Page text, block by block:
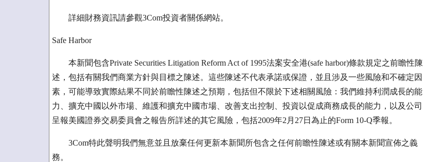
詳細財務資訊請參觀3Com投資者關係網站。
Safe Harbor
本新聞包含Private Securities Litigation Reform Act of 1995法案安全港(safe harbor)條款規定之前瞻性陳
述，包括有關我們商業方針與目標之陳述。這些陳述不代表承諾或保證，並且涉及一些風險和不確定因
素，可能導致實際結果不同於前瞻性陳述之預期，包括但不限於下述相關風險：我們維持利潤成長的能
力、擴充中國以外市場、維護和擴充中國市場、改善支出控制、投資以促成商務成長的能力，以及公司
呈報美國證券交易委員會之報告所詳述的其它風險，包括2009年2月27日為止的Form 10-Q季報。
3Com特此聲明我們無意並且放棄任何更新本新聞所包含之任何前瞻性陳述或有關本新聞宣佈之義
務。